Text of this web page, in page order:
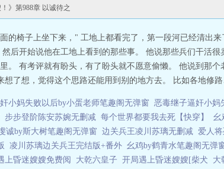
》第988章 以诚待之
的椅子上坐下来，" 工地上都看完了，第一段河已经清出
后开始说他在工地上看到的那些事。 他说那些兵们干活
。 有考评就有盼头，有了盼头就不愿意偷懒。 他说到那
想了想，觉得这个思路还能用到别的地方去。 比如各地修
小妈失败以后by小蛋老师笔趣阁无弹窗 恶毒继子逼奸小妈
步步登阶陈安苏婉无删减 每个世界都要我去死【快穿】 幺
诚by斯大树笔趣阁无弹窗 边关兵王凌川苏璃无删减 爱人
凌川苏璃边关兵王完结版+番外 幺鸡by鹤青水笔趣阁无弹
上昏迷嫂嫂免费阅 大乾六皇子 开局遇上昏迷嫂嫂[柴犬 大